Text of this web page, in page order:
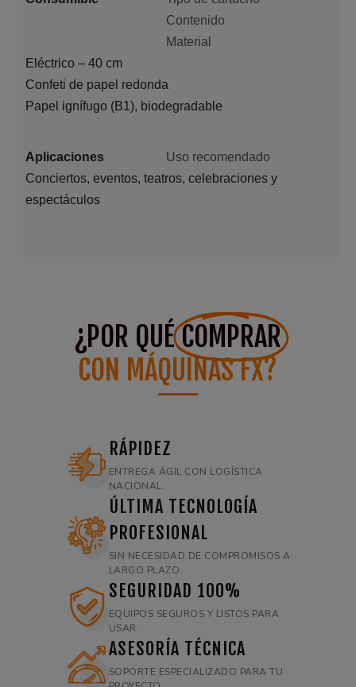
Contenido
Material
Eléctrico – 40 cm
Confeti de papel redonda
Papel ignífugo (B1), biodegradable
Aplicaciones
Uso recomendado
Conciertos, eventos, teatros, celebraciones y
espectáculos
¿POR QUÉCOMPRAR
CON MÁQUINAS FX?
RÁPIDEZ
ENTREGA ÁGIL CON LOGÍSTICA
NACIONAL.
ÚLTIMA TECNOLOGÍA
PROFESIONAL
SIN NECESIDAD DE COMPROMISOS A
LARGO PLAZO.
SEGURIDAD 100%
EQUIPOS SEGUROS Y LISTOS PARA
USAR.
ASESORÍA TÉCNICA
SOPORTE ESPECIALIZADO PARA TU